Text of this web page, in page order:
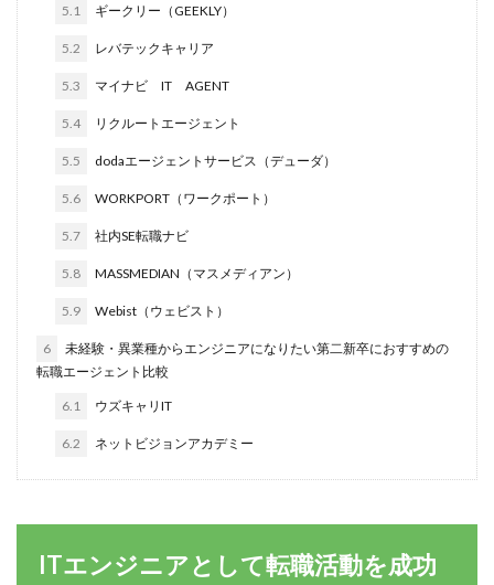
5.1 ギークリー（GEEKLY）
5.2 レバテックキャリア
5.3 マイナビ IT AGENT
5.4 リクルートエージェント
5.5 dodaエージェントサービス（デューダ）
5.6 WORKPORT（ワークポート）
5.7 社内SE転職ナビ
5.8 MASSMEDIAN（マスメディアン）
5.9 Webist（ウェビスト）
6
未経験・異業種からエンジニアになりたい第二新卒におすすめの
転職エージェント比較
6.1 ウズキャリIT
6.2 ネットビジョンアカデミー
ITエンジニアとして転職活動を成功